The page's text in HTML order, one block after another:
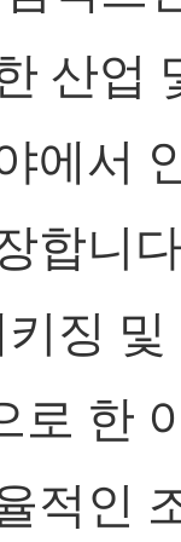
산업
에서
합니
징 및
로 한
적인